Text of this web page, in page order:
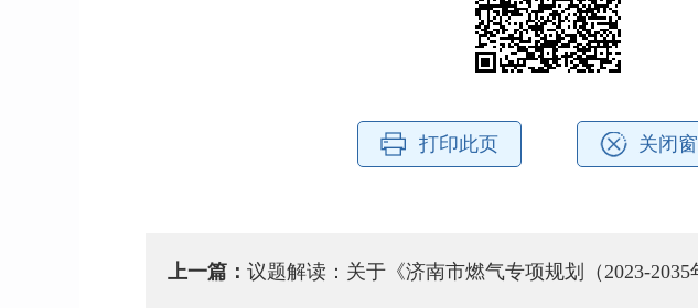
打印此页 关闭
上一篇： 议题解读：关于《济南市燃气专项规划（2023-